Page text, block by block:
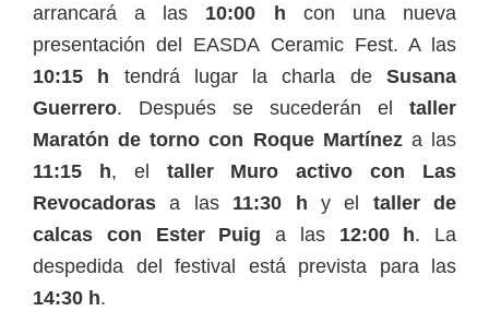
arrancará a las 10:00 h con una nueva
presentación del EASDA Ceramic Fest. A las
10:15 h tendrá lugar la charla deSusana
Guerrero. Después se sucederán el taller
Maratón de torno con Roque Martíneza las
11:15 h, el taller Muro activo con Las
Revocadoras a las 11:30 h y el taller de
calcas con Ester Puig a las 12:00 h. La
despedida del festival está prevista para las
14:30 h.